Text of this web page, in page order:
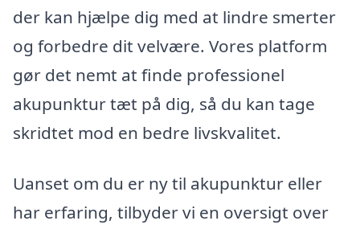
der kan hjælpe dig med at lindre smerter
og forbedre dit velvære. Vores platform
gør det nemt at finde professionel
akupunktur tæt på dig, så du kan tage
skridtet mod en bedre livskvalitet.
Uanset om du er ny til akupunktur eller
har erfaring, tilbyder vi en oversigt over